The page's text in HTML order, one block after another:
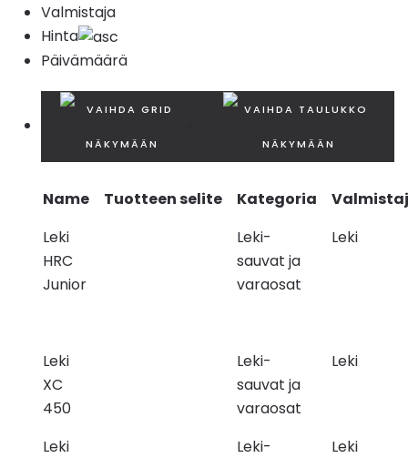
Valmistaja
Hinta
Päivämäärä
Name Tuotteen selite Kategoria
Leki
HRC
Junior
Leki-
sauvat ja
varaosat
Leki
Leki
XC
450
Leki-
sauvat ja
varaosat
Leki
Leki
Leki-
Leki